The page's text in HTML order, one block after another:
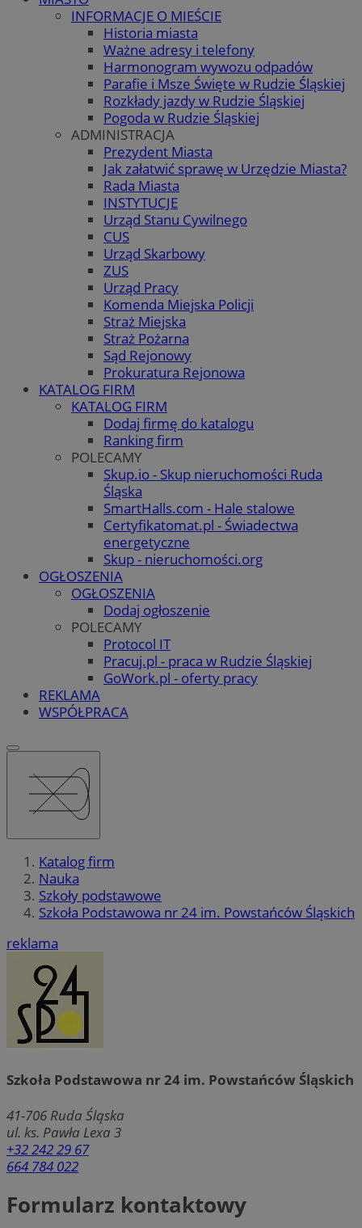
INFORMACJE O MIEŚCIE
Historia miasta
Ważne adresy i telefony
Harmonogram wywozu odpadów
Parafie i Msze Święte w Rudzie Śląskiej
Rozkłady jazdy w Rudzie Śląskiej
Pogoda w Rudzie Śląskiej
ADMINISTRACJA
Prezydent Miasta
Jak załatwić sprawę w Urzędzie Miasta?
Rada Miasta
INSTYTUCJE
Urząd Stanu Cywilnego
CUS
Urząd Skarbowy
ZUS
Urząd Pracy
Komenda Miejska Policji
Straż Miejska
Straż Pożarna
Sąd Rejonowy
Prokuratura Rejonowa
KATALOG FIRM
KATALOG FIRM
Dodaj firmę do katalogu
Ranking firm
POLECAMY
Skup.io - Skup nieruchomości Ruda
Śląska
SmartHalls.com - Hale stalowe
Certyfikatomat.pl - Świadectwa
energetyczne
Skup - nieruchomości.org
OGŁOSZENIA
OGŁOSZENIA
Dodaj ogłoszenie
POLECAMY
Protocol IT
Pracuj.pl - praca w Rudzie Śląskiej
GoWork.pl - oferty pracy
REKLAMA
WSPÓŁPRACA
Katalog firm
Nauka
Szkoły podstawowe
Szkoła Podstawowa nr 24 im. Powstańców Śląskich
reklama
Szkoła Podstawowa nr 24 im. Powstańców Śląskich
41-706 Ruda Śląska
ul. ks. Pawła Lexa 3
+32 242 29 67
664 784 022
Formularz kontaktowy